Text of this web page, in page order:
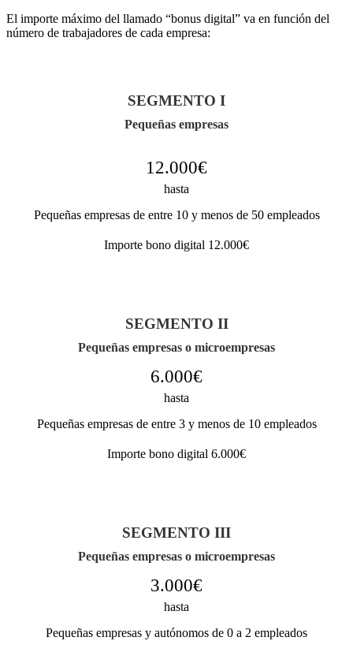
El importe máximo del llamado “bonus digital” va en función del
número de trabajadores de cada empresa:
SEGMENTO I
Pequeñas empresas
12.000€
hasta
Pequeñas empresas de entre 10 y menos de 50 empleados
Importe bono digital 12.000€
SEGMENTO II
Pequeñas empresas o microempresas
6.000€
hasta
Pequeñas empresas de entre 3 y menos de 10 empleados
Importe bono digital 6.000€
SEGMENTO III
Pequeñas empresas o microempresas
3.000€
hasta
Pequeñas empresas y autónomos de 0 a 2 empleados